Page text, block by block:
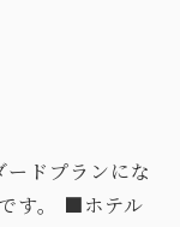
ードプランにな
す。 ■ホテル